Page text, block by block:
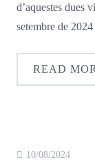
d’aquestes dues
setembre de
READ
10/08/2024